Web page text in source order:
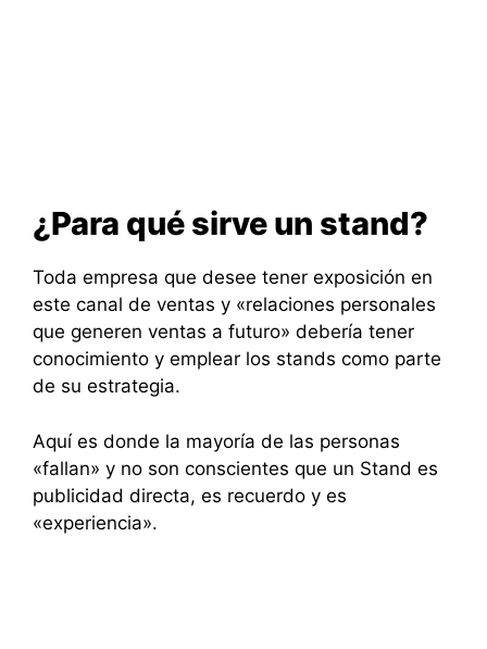
¿Para qué sirve un stand?
Toda empresa que desee tener exposición en
este canal de ventas y «relaciones personales
que generen ventas a futuro» debería tener
conocimiento y emplear los stands como parte
de su estrategia.
Aquí es donde la mayoría de las personas
«fallan» y no son conscientes que un Stand es
publicidad directa, es recuerdo y es
«experiencia».